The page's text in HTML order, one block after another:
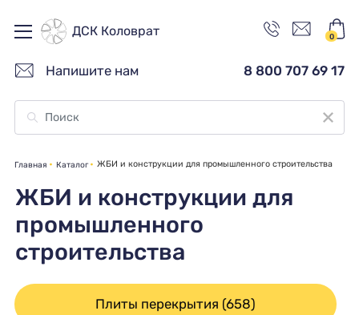
ДСК Коловрат 0
Напишите нам 8 800 707 69 17
Главная Каталог ЖБИ и конструкции для промышленного строительства
ЖБИ и конструкции для
промышленного
строительства
Плиты перекрытия (658)